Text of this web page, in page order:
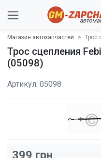
Магазин автозапчастей Трос
Трос сцепления
(05098)
Артикул: 05098
399 грн